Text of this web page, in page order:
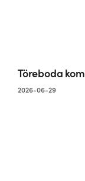
Töreboda
2026-06-29